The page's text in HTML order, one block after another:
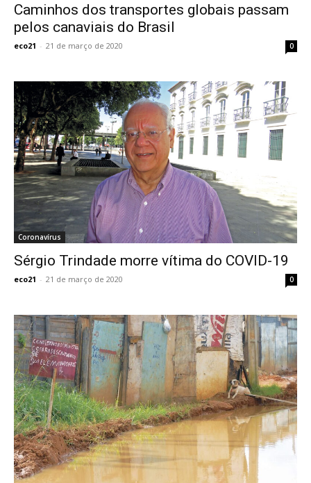
Caminhos dos transportes globais passam
pelos canaviais do Brasil
eco21 - 21 de março de 2020 0
Coronavírus
Sérgio Trindade morre vítima do COVID-19
eco21 - 21 de março de 2020 0